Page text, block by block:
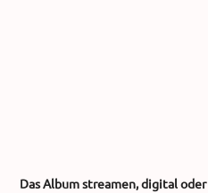
Das Album streamen, digital oder